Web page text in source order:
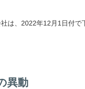
は、2022年12月1日付で
異動